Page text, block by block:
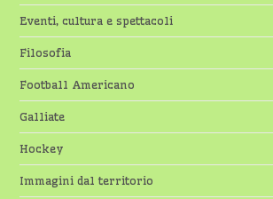
Eventi, cultura e spettacoli
Filosofia
Football Americano
Galliate
Hockey
Immagini dal territorio